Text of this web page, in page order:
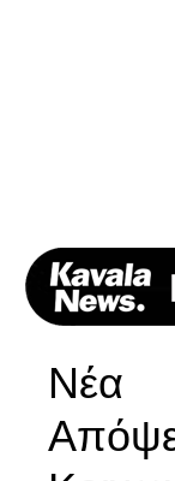
Νέα